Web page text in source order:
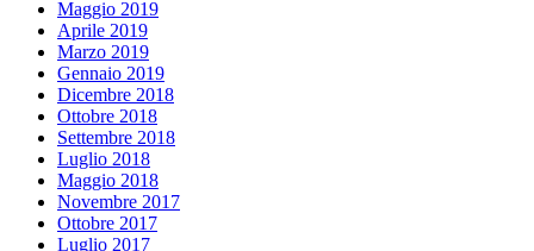
Maggio 2019
Aprile 2019
Marzo 2019
Gennaio 2019
Dicembre 2018
Ottobre 2018
Settembre 2018
Luglio 2018
Maggio 2018
Novembre 2017
Ottobre 2017
Luglio 2017